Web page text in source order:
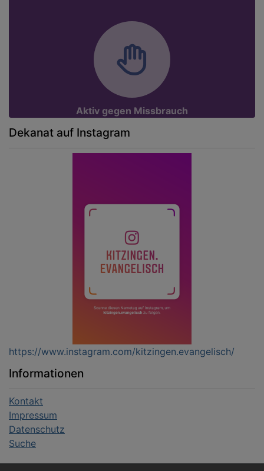
Aktiv gegen Missbrauch
Dekanat auf Instagram
https://www.instagram.com/kitzingen.evangelisch/
Informationen
Kontakt
Impressum
Datenschutz
Suche